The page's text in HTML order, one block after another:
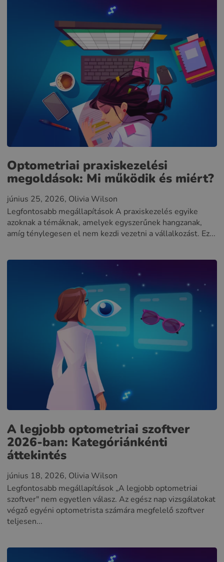
Optometriai praxiskezelési
megoldások: Mi működik és miért?
június 25, 2026, Olivia Wilson
Legfontosabb megállapítások A praxiskezelés egyike
azoknak a témáknak, amelyek egyszerűnek hangzanak,
amíg ténylegesen el nem kezdi vezetni a vállalkozást. Ez...
A legjobb optometriai szoftver
2026-ban: Kategóriánkénti
áttekintés
június 18, 2026, Olivia Wilson
Legfontosabb megállapítások „A legjobb optometriai
szoftver" nem egyetlen válasz. Az egész nap vizsgálatokat
végző egyéni optometrista számára megfelelő szoftver
teljesen...